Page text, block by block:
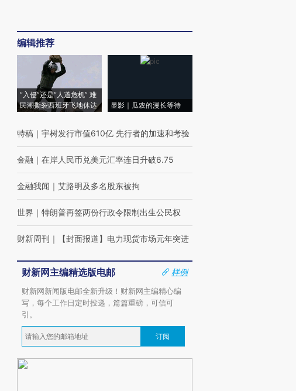
编辑推荐
“入侵”还是“人道危机” 难
民潮撕裂西班牙飞地休达
显影｜瓜农的漫长等待
特稿 ｜ 宇树发行市值610亿 先行者的加速和考验
金融 ｜ 在岸人民币兑美元汇率连日升破6.75
金融我闻 ｜ 艾路明及多名股东被拘
世界 ｜ 特朗普再签两份行政令限制出生公民权
财新周刊 ｜ 【封面报道】电力现货市场元年突进
财新网主编精选版电邮
样例
财新网新闻版电邮全新升级！财新网主编精心编
写，每个工作日定时投递，篇篇重磅，可信可
引。
订阅